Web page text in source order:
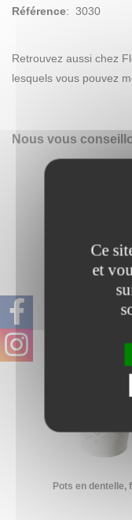
Référence: 3030
Retrouvez aussi chez
lesquels vous pouvez
Nous vous
Pot en dentelle,
Pots en dentelle,
Ce
et